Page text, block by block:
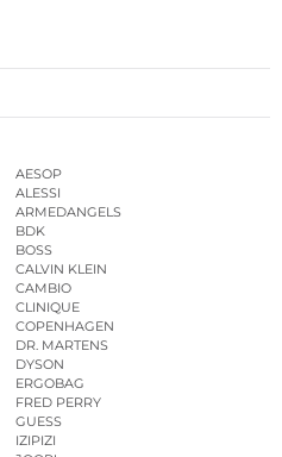
AESOP
ALESSI
ARMEDANGELS
BDK
BOSS
CALVIN KLEIN
CAMBIO
CLINIQUE
COPENHAGEN
DR. MARTENS
DYSON
ERGOBAG
FRED PERRY
GUESS
IZIPIZI